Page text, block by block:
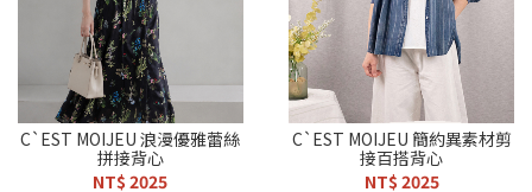
C`EST MOIJEU 浪漫優雅蕾絲
拼接背心
NT$ 2025
C`EST MOIJEU 簡約異素材剪
接百搭背心
NT$ 2025